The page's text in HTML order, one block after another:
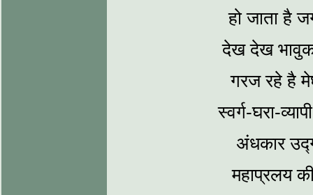
हो जाता है
देख देख
गरज रहे है
स्‍वर्ग-घरा-
अंधकार
महाप्रलय